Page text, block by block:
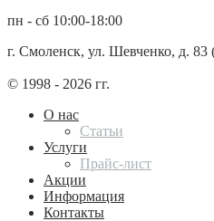
пн - сб 10:00-18:00
г. Смоленск, ул. Шевченко, д.
© 1998 - 2026 гг.
О нас
Статьи
Услуги
Прайс-лист
Акции
Информация
Контакты